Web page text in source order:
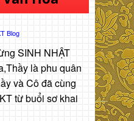
Blog
SINH NHẬT
là phu quân
và Cô đã cùng
từ buổi sơ khai